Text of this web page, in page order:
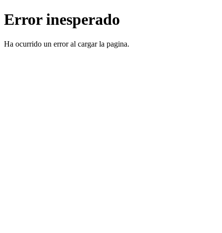
Error inesperado
Ha ocurrido un error al cargar la pagina.